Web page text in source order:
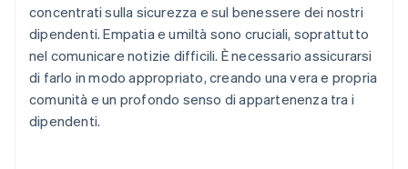
concentrati sulla sicurezza e sul benessere dei nostri
dipendenti. Empatia e umiltà sono cruciali, soprattutto
nel comunicare notizie difficili. È necessario assicurarsi
di farlo in modo appropriato, creando una vera e propria
comunità e un profondo senso di appartenenza tra i
dipendenti.